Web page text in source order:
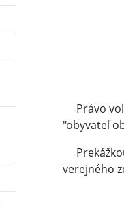
Právo
"obyvateľ
verejného